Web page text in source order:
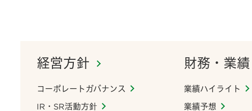
経営方針
コーポレートガバナンス
IR・SR活動方針
財務・業績
業績ハイライト
業績予想